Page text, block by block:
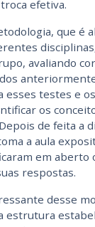
efetiva.
que é
avaliando
esses testes e
os
de feita a
a aula
em aberto
respostas.
desse
estrutura